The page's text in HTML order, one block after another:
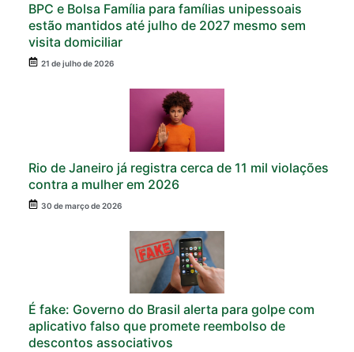
BPC e Bolsa Família para famílias unipessoais
estão mantidos até julho de 2027 mesmo sem
visita domiciliar
21 de julho de 2026
Rio de Janeiro já registra cerca de 11 mil violações
contra a mulher em 2026
30 de março de 2026
É fake: Governo do Brasil alerta para golpe com
aplicativo falso que promete reembolso de
descontos associativos